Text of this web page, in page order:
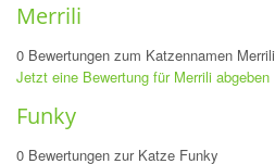
Merrili
0 Bewertungen zum Katzennamen Merrili
Jetzt eine Bewertung für Merrili abgeben
Funky
0 Bewertungen zur Katze Funky